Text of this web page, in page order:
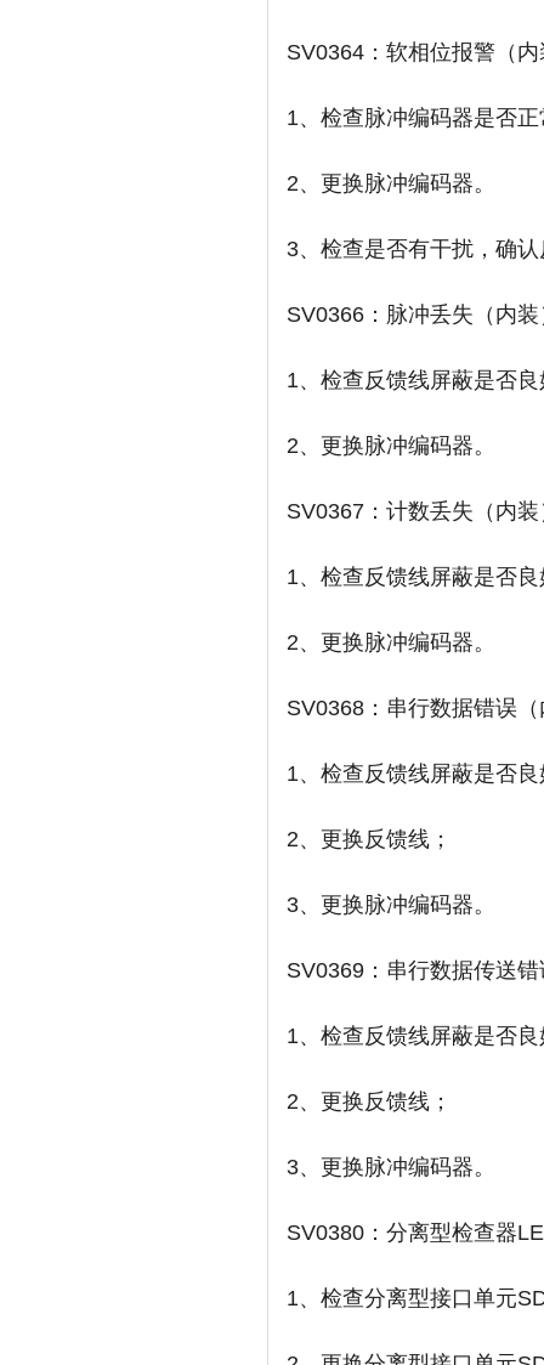
SV0364：软相位报警（
1、检查脉冲编码器是否
2、更换脉冲编码器。
3、检查是否有干扰，确
SV0366：脉冲丢失（内
1、检查反馈线屏蔽是否
2、更换脉冲编码器。
SV0367：计数丢失（内
1、检查反馈线屏蔽是否
2、更换脉冲编码器。
SV0368：串行数据错误
1、检查反馈线屏蔽是否
2、更换反馈线；
3、更换脉冲编码器。
SV0369：串行数据传送
1、检查反馈线屏蔽是否
2、更换反馈线；
3、更换脉冲编码器。
SV0380：分离型检查器
1、检查分离型接口单元